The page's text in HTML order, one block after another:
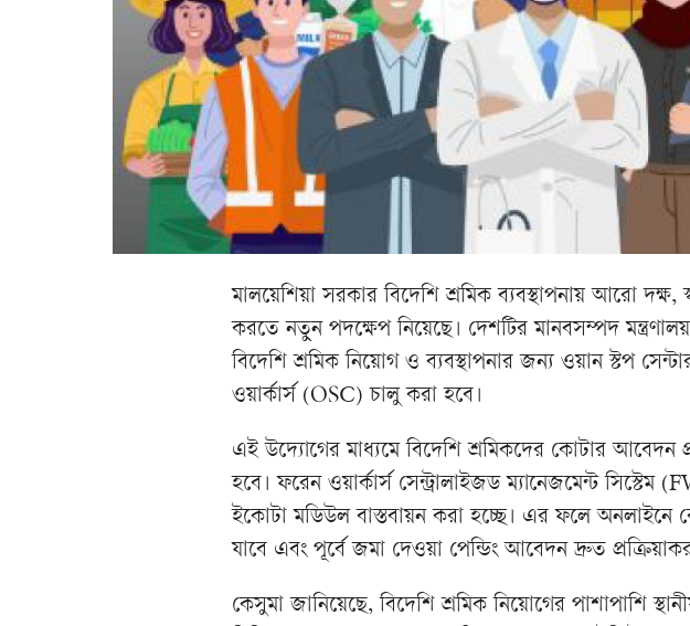
মালয়েশিয়া সরকার বিদেশি শ্রমিক ব্যবস্থাপনায় আরো দক্ষ,
করতে নতুন পদক্ষেপ নিয়েছে। দেশটির মানবসম্পদ
বিদেশি শ্রমিক নিয়োগ ও ব্যবস্থাপনার জন্য ওয়ান স্টপ
ওয়ার্কার্স (OSC) চালু করা হবে।
এই উদ্যোগের মাধ্যমে বিদেশি শ্রমিকদের কোটার
হবে। ফরেন ওয়ার্কার্স সেন্ট্রালাইজড ম্যানেজমেন্ট
ইকোটা মডিউল বাস্তবায়ন করা হচ্ছে। এর ফলে
যাবে এবং পূর্বে জমা দেওয়া পেন্ডিং আবেদন দ্রুত
কেসুমা জানিয়েছে, বিদেশি শ্রমিক নিয়োগের পাশাপাশি